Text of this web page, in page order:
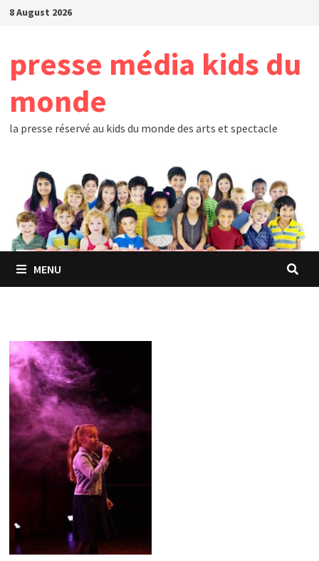
Skip8 August 2026
presse média kids du
monde
la presse réservé au kids du monde des arts et spectacle
MENU